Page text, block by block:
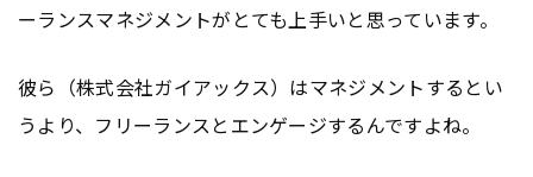
ーランスマネジメントがとても上手いと思っています。
彼ら（株式会社ガイアックス）はマネジメントするとい
うより、フリーランスとエンゲージするんですよね。